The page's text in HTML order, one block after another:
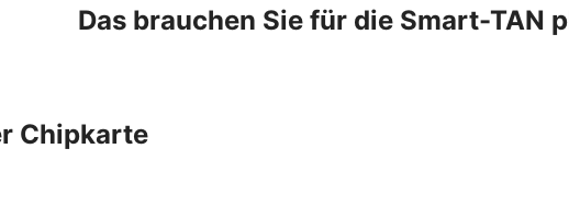
Das brauchen Sie für die Smart-TAN
Chipkarte